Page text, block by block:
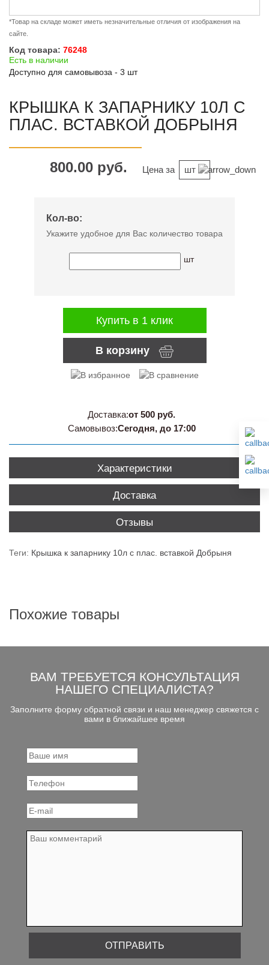
*Товар на складе может иметь незначительные отличия от изображения на
сайте.
Код товара: 76248
Есть в наличии
Доступно для самовывоза - 3 шт
КРЫШКА К ЗАПАРНИКУ 10Л С
ПЛАС. ВСТАВКОЙ ДОБРЫНЯ
800.00 руб. Цена за шт
Кол-во:
Укажите удобное для Вас количество товара
шт
В корзину
Купить в 1 клик
Доставка:от 500 руб.
Самовывоз:Сегодня, до 17:00
Характеристики
Доставка
Отзывы
Теги: Крышка к запарнику 10л с плас. вставкой Добрыня
Похожие товары
ВАМ ТРЕБУЕТСЯ КОНСУЛЬТАЦИЯ
НАШЕГО СПЕЦИАЛИСТА?
Заполните форму обратной связи и наш менеджер свяжется с
вами в ближайшее время
ОТПРАВИТЬ